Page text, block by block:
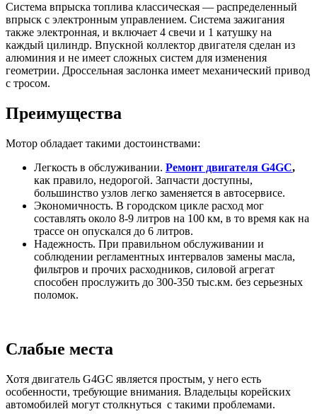
Система впрыска топлива классическая — распределенный
впрыск с электронным управлением. Система зажигания
также электронная, и включает 4 свечи и 1 катушку на
каждый цилиндр. Впускной коллектор двигателя сделан из
алюминия и не имеет сложных систем для изменения
геометрии. Дроссельная заслонка имеет механический привод
с тросом.
Преимущества
Мотор обладает такими достоинствами:
Легкость в обслуживании. Ремонт двигателя G4GC,
как правило, недорогой. Запчасти доступны,
большинство узлов легко заменяется в автосервисе.
Экономичность. В городском цикле расход мог
составлять около 8-9 литров на 100 км, в то время как на
трассе он опускался до 6 литров.
Надежность. При правильном обслуживании и
соблюдении регламентных интервалов замены масла,
фильтров и прочих расходников, силовой агрегат
способен прослужить до 300-350 тыс.км. без серьезных
поломок.
Слабые места
Хотя двигатель G4GC является простым, у него есть
особенности, требующие внимания. Владельцы корейских
автомобилей могут столкнуться с такими проблемами.